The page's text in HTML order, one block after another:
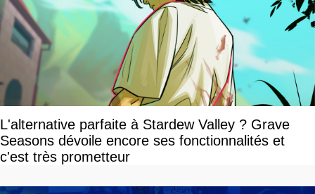
L'alternative parfaite à Stardew Valley ? Grave
Seasons dévoile encore ses fonctionnalités et
c'est très prometteur